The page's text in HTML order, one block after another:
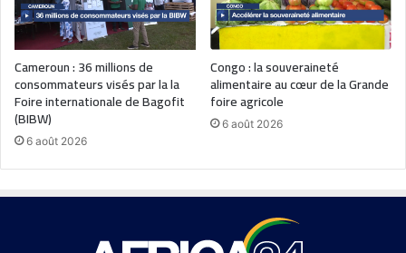
Cameroun : 36 millions de
consommateurs visés par la la
Foire internationale de Bagofit
(BIBW)
6 août 2026
Congo : la souveraineté
alimentaire au cœur de la Grande
foire agricole
6 août 2026